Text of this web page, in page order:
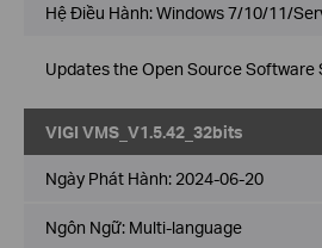
Hệ Điều Hành: Windows 7/10/11/
Updates the Open Source Software
VIGI VMS_V1.5.42_32bits
Ngày Phát Hành: 2024-06-20
Ngôn Ngữ: Multi-language